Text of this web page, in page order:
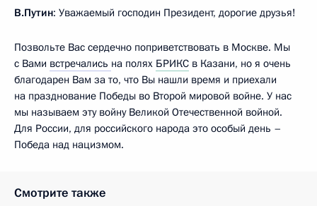
В.Путин: Уважаемый господин Президент, дорогие друзья!
Позвольте Вас сердечно поприветствовать в Москве. Мы
с Вами встречались на полях БРИКС в Казани, но я очень
благодарен Вам за то, что Вы нашли время и приехали
на празднование Победы во Второй мировой войне. У нас
мы называем эту войну Великой Отечественной войной.
Для России, для российского народа это особый день –
Победа над нацизмом.
Смотрите также